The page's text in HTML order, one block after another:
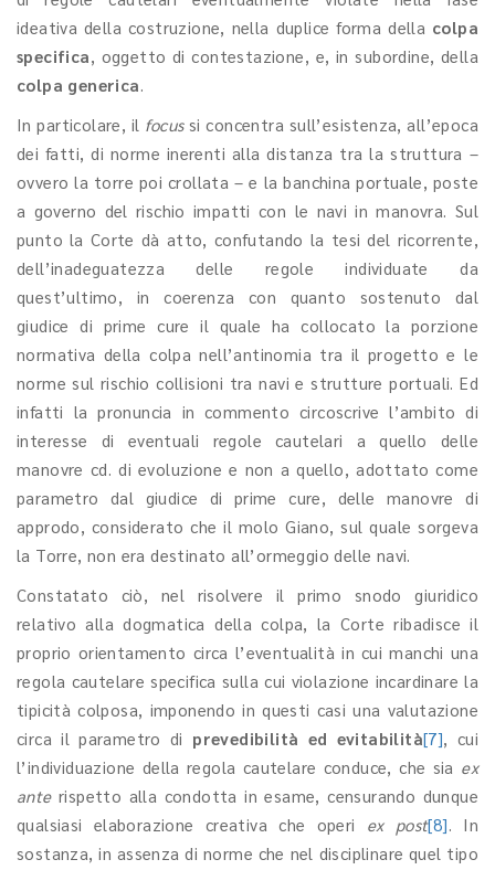
ideativa della costruzione, nella duplice forma della colpa
specifica, oggetto di contestazione, e, in subordine, della
colpa generica.
In particolare, il focussi concentra sull’esistenza, all’epoca
dei fatti, di norme inerenti alla distanza tra la struttura –
ovvero la torre poi crollata – e la banchina portuale, poste
a governo del rischio impatti con le navi in manovra. Sul
punto la Corte dà atto, confutando la tesi del ricorrente,
dell’inadeguatezza delle regole individuate da
quest’ultimo, in coerenza con quanto sostenuto dal
giudice di prime cure il quale ha collocato la porzione
normativa della colpa nell’antinomia tra il progetto e le
norme sul rischio collisioni tra navi e strutture portuali. Ed
infatti la pronuncia in commento circoscrive l’ambito di
interesse di eventuali regole cautelari a quello delle
manovre cd. di evoluzione e non a quello, adottato come
parametro dal giudice di prime cure, delle manovre di
approdo, considerato che il molo Giano, sul quale sorgeva
la Torre, non era destinato all’ormeggio delle navi.
Constatato ciò, nel risolvere il primo snodo giuridico
relativo alla dogmatica della colpa, la Corte ribadisce il
proprio orientamento circa l’eventualità in cui manchi una
regola cautelare specifica sulla cui violazione incardinare la
tipicità colposa, imponendo in questi casi una valutazione
circa il parametro di prevedibilità ed evitabilità[7], cui
l’individuazione della regola cautelare conduce, che sia ex
anterispetto alla condotta in esame, censurando dunque
qualsiasi elaborazione creativa che operi ex post[8]. In
sostanza, in assenza di norme che nel disciplinare quel tipo